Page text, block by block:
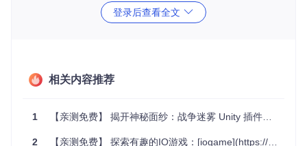
据结构，Competitive Programming
手。这些算法和数据结构广泛应用于优化求解问题、高效计
项目特点
登录后查看全文
相关内容推荐
1 【亲测免费】 揭开神秘面纱：战争迷雾 Unity 插件深度解析
2 【亲测免费】 探索有趣的IO游戏：[iogame](https://gitcode.com/iohao/iogame?utm_source=artical_gitcode)